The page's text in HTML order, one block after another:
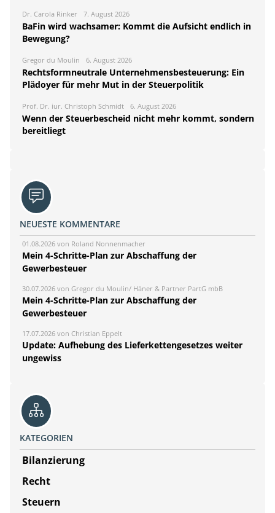
Dr. Carola Rinker 7. August 2026
BaFin wird wachsamer: Kommt die Aufsicht endlich in
Bewegung?
Gregor du Moulin 6. August 2026
Rechtsformneutrale Unternehmensbesteuerung: Ein
Plädoyer für mehr Mut in der Steuerpolitik
Prof. Dr. iur. Christoph Schmidt 6. August 2026
Wenn der Steuerbescheid nicht mehr kommt, sondern
bereitliegt
NEUESTE KOMMENTARE
01.08.2026 von Roland Nonnenmacher
Mein 4-Schritte-Plan zur Abschaffung der
Gewerbesteuer
30.07.2026 von Gregor du Moulin/ Häner & Partner PartG mbB
Mein 4-Schritte-Plan zur Abschaffung der
Gewerbesteuer
17.07.2026 von Christian Eppelt
Update: Aufhebung des Lieferkettengesetzes weiter
ungewiss
KATEGORIEN
Bilanzierung
Recht
Steuern